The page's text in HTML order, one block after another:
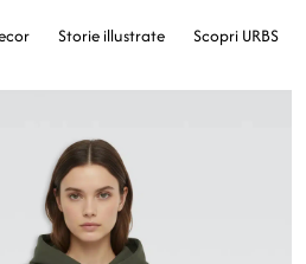
Storie illustrate Scopri URBS